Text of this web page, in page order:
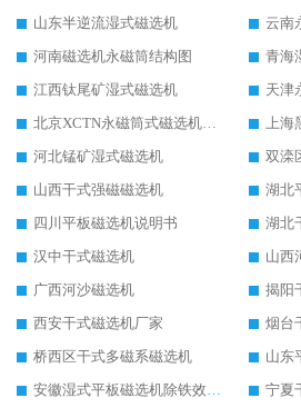
山东半逆流湿式磁选机
云南
河南磁选机永磁筒结构图
青海
江西钛尾矿湿式磁选机
天津
北京XCTN永磁筒式磁选机磁块位置
上海
河北锰矿湿式磁选机
双滦
山西干式强磁磁选机
湖北
四川平板磁选机说明书
湖北
汉中干式磁选机
山西
广西河沙磁选机
揭阳
西安干式磁选机厂家
烟台
桥西区干式多磁系磁选机
山东
安徽湿式平板磁选机除铁效果怎么样
宁夏